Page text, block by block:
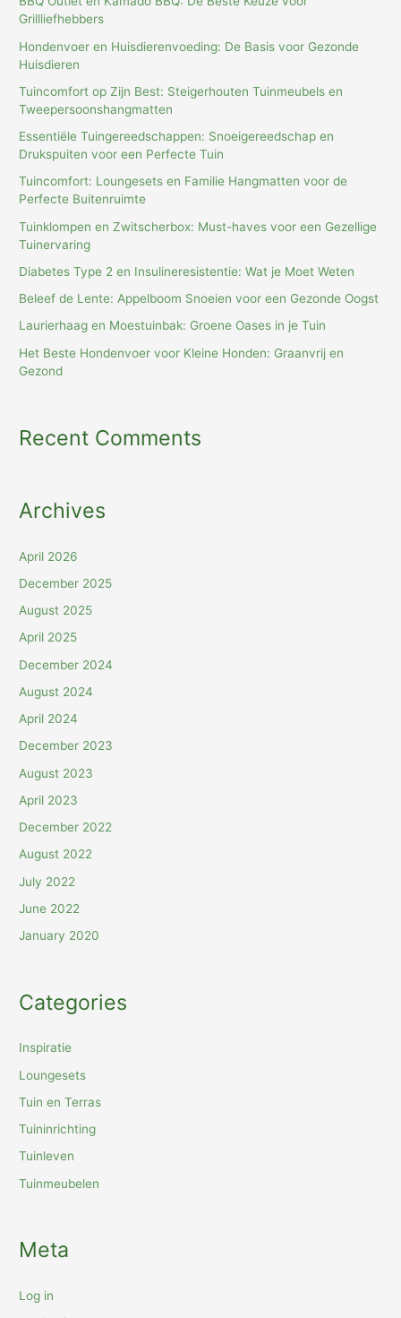
Grillliefhebbers
Hondenvoer en Huisdierenvoeding: De Basis voor Gezonde
Huisdieren
Tuincomfort op Zijn Best: Steigerhouten Tuinmeubels en
Tweepersoonshangmatten
Essentiële Tuingereedschappen: Snoeigereedschap en
Drukspuiten voor een Perfecte Tuin
Tuincomfort: Loungesets en Familie Hangmatten voor de
Perfecte Buitenruimte
Tuinklompen en Zwitscherbox: Must-haves voor een Gezellige
Tuinervaring
Diabetes Type 2 en Insulineresistentie: Wat je Moet Weten
Beleef de Lente: Appelboom Snoeien voor een Gezonde Oogst
Laurierhaag en Moestuinbak: Groene Oases in je Tuin
Het Beste Hondenvoer voor Kleine Honden: Graanvrij en
Gezond
Recent Comments
Archives
April 2026
December 2025
August 2025
April 2025
December 2024
August 2024
April 2024
December 2023
August 2023
April 2023
December 2022
August 2022
July 2022
June 2022
January 2020
Categories
Inspiratie
Loungesets
Tuin en Terras
Tuininrichting
Tuinleven
Tuinmeubelen
Meta
Log in